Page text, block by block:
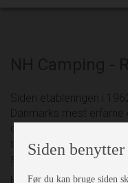
Siden etableringen i
Danmarks mest
campingforretninger. Vi
service og tilbyder et
som kunde kun behøver
Siden
Før du kan bruge siden